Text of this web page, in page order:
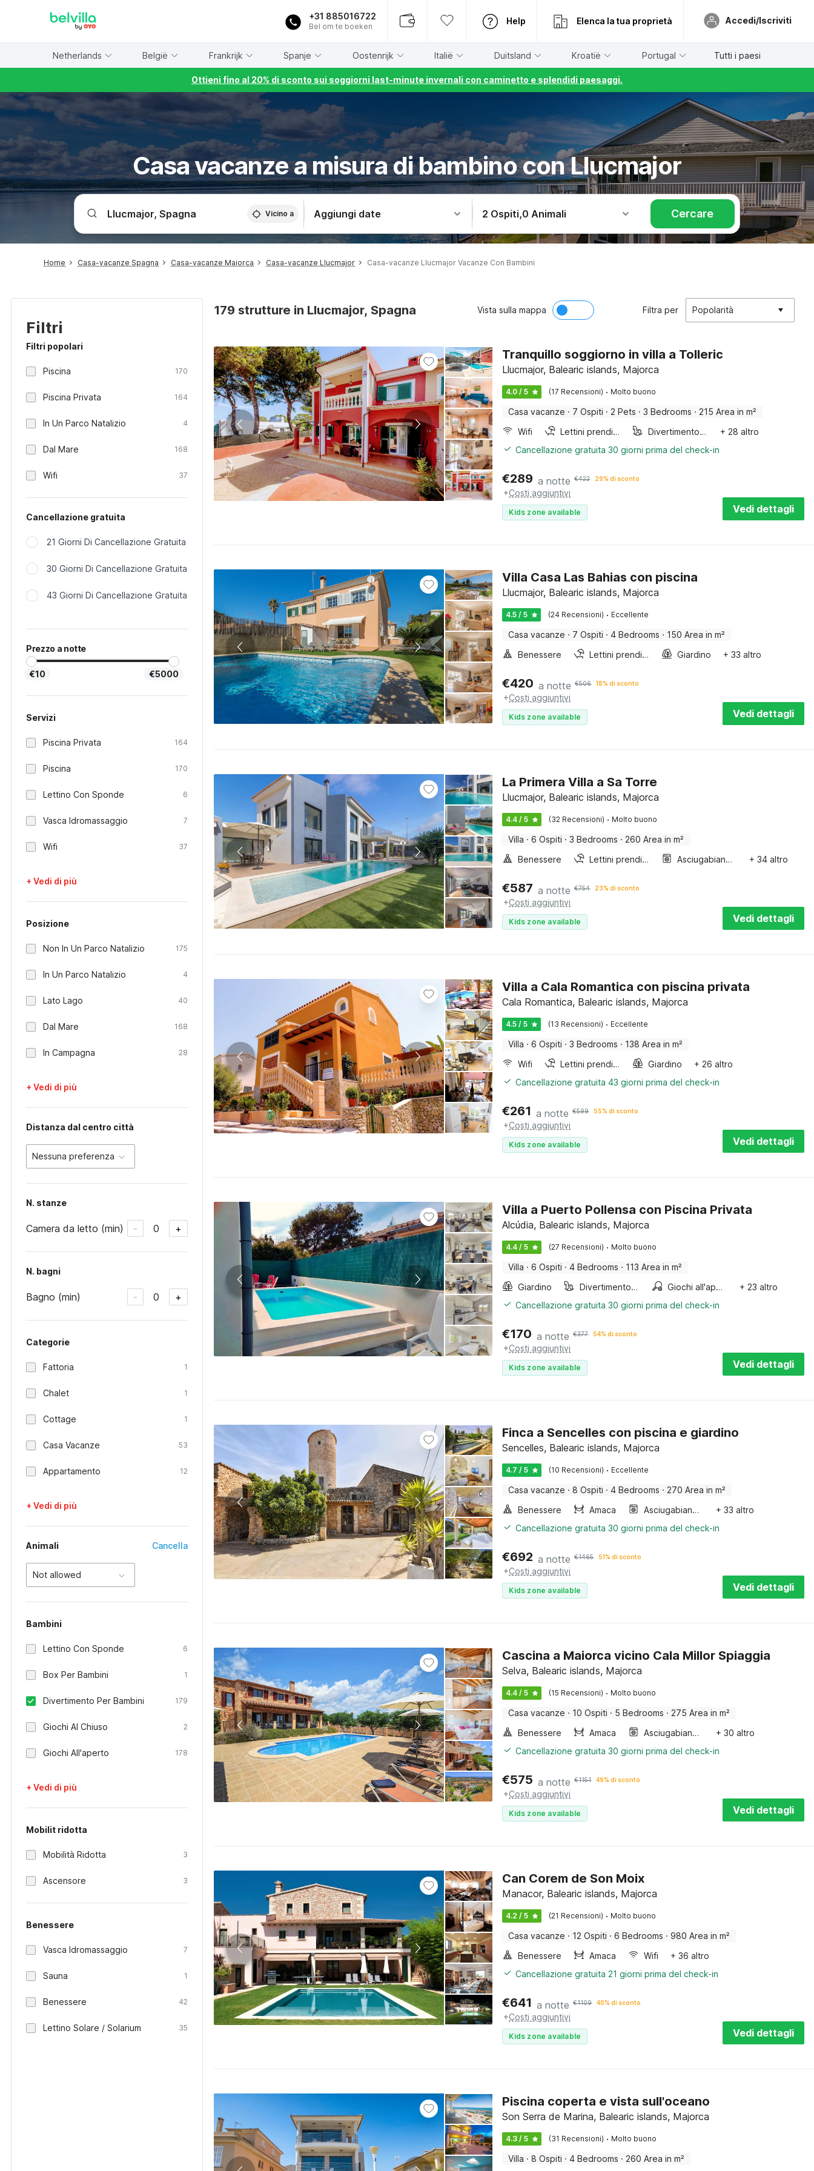
+31 885016722
Bel om te boeken
Help Elenca la tua proprietà Accedi/Iscriviti
Netherlands België Frankrijk Spanje Oostenrijk Italië Duitsland Kroatië Portugal Tutti i paesi
Ottieni fino al 20% di sconto sui soggiorni last-minute invernali con caminetto e splendidi paesaggi.
Casa vacanze a misura di bambino con Llucmajor
Vicino a Aggiungi date 2 Ospiti,0 Animali Cercare
Home Casa-vacanze Spagna Casa-vacanze Maiorca Casa-vacanze Llucmajor Casa-vacanze Llucmajor Vacanze Con Bambini
Filtri
Filtri popolari
Piscina 170
Piscina Privata 164
In Un Parco Natalizio 4
Dal Mare 168
Wifi 37
Cancellazione gratuita
21 Giorni Di Cancellazione Gratuita
30 Giorni Di Cancellazione Gratuita
43 Giorni Di Cancellazione Gratuita
Prezzo a notte
€10 €5000
Servizi
Piscina Privata 164
Piscina 170
Lettino Con Sponde 6
Vasca Idromassaggio 7
Wifi 37
+ Vedi di più
Posizione
Non In Un Parco Natalizio 175
In Un Parco Natalizio 4
Lato Lago 40
Dal Mare 168
In Campagna 28
+ Vedi di più
Distanza dal centro città
Nessuna preferenza
N. stanze
Camera da letto (min) - 0 +
N. bagni
Bagno (min) - 0 +
Categorie
Fattoria 1
Chalet 1
Cottage 1
Casa Vacanze 53
Appartamento 12
+ Vedi di più
Animali Cancella
Not allowed
Bambini
Lettino Con Sponde 6
Box Per Bambini 1
Divertimento Per Bambini 179
Giochi Al Chiuso 2
Giochi All'aperto 178
+ Vedi di più
Mobilit ridotta
Mobilità Ridotta 3
Ascensore 3
Benessere
Vasca Idromassaggio 7
Sauna 1
Benessere 42
Lettino Solare / Solarium 35
179 strutture in Llucmajor, Spagna Vista sulla mappa Filtra per Popolarità
Tranquillo soggiorno in villa a Tolleric
Llucmajor, Balearic islands, Majorca
4.0 / 5 (17 Recensioni) · Molto buono
Casa vacanze · 7 Ospiti · 2 Pets · 3 Bedrooms · 215 Area in m²
Wifi
Lettini prendisole Divertimento per bambini
+ 28 altro
Cancellazione gratuita 30 giorni prima del check-in
€289 a notte €422 29% di sconto
+Costi aggiuntivi
Kids zone available Vedi dettagli
Villa Casa Las Bahias con piscina
Llucmajor, Balearic islands, Majorca
4.5 / 5 (24 Recensioni) · Eccellente
Casa vacanze · 7 Ospiti · 4 Bedrooms · 150 Area in m²
Benessere
Lettini prendisole Giardino + 33 altro
€420 a notte €506 18% di sconto
+Costi aggiuntivi
Kids zone available Vedi dettagli
La Primera Villa a Sa Torre
Llucmajor, Balearic islands, Majorca
4.4 / 5 (32 Recensioni) · Molto buono
Villa · 6 Ospiti · 3 Bedrooms · 260 Area in m²
Benessere
Lettini prendisole Asciugabiancheria + 34 altro
€587 a notte €754 23% di sconto
+Costi aggiuntivi
Kids zone available Vedi dettagli
Villa a Cala Romantica con piscina privata
Cala Romantica, Balearic islands, Majorca
4.5 / 5 (13 Recensioni) · Eccellente
Villa · 6 Ospiti · 3 Bedrooms · 138 Area in m²
Wifi
Lettini prendisole Giardino
+ 26 altro
Cancellazione gratuita 43 giorni prima del check-in
€261 a notte €599 55% di sconto
+Costi aggiuntivi
Kids zone available Vedi dettagli
Villa a Puerto Pollensa con Piscina Privata
Alcúdia, Balearic islands, Majorca
4.4 / 5 (27 Recensioni) · Molto buono
Villa · 6 Ospiti · 4 Bedrooms · 113 Area in m²
Giardino
Divertimento per bambini Giochi all'aperto
+ 23 altro
Cancellazione gratuita 30 giorni prima del check-in
€170 a notte €377 54% di sconto
+Costi aggiuntivi
Kids zone available Vedi dettagli
Finca a Sencelles con piscina e giardino
Sencelles, Balearic islands, Majorca
4.7 / 5 (10 Recensioni) · Eccellente
Casa vacanze · 8 Ospiti · 4 Bedrooms · 270 Area in m²
Benessere
Amaca Asciugabiancheria
+ 33 altro
Cancellazione gratuita 30 giorni prima del check-in
€692 a notte €1465 51% di sconto
+Costi aggiuntivi
Kids zone available Vedi dettagli
Cascina a Maiorca vicino Cala Millor Spiaggia
Selva, Balearic islands, Majorca
4.4 / 5 (15 Recensioni) · Molto buono
Casa vacanze · 10 Ospiti · 5 Bedrooms · 275 Area in m²
Benessere
Amaca Asciugabiancheria
+ 30 altro
Cancellazione gratuita 30 giorni prima del check-in
€575 a notte €1151 49% di sconto
+Costi aggiuntivi
Kids zone available Vedi dettagli
Can Corem de Son Moix
Manacor, Balearic islands, Majorca
4.2 / 5 (21 Recensioni) · Molto buono
Casa vacanze · 12 Ospiti · 6 Bedrooms · 980 Area in m²
Benessere
Amaca Wifi
+ 36 altro
Cancellazione gratuita 21 giorni prima del check-in
€641 a notte €1109 40% di sconto
+Costi aggiuntivi
Kids zone available Vedi dettagli
Piscina coperta e vista sull'oceano
Son Serra de Marina, Balearic islands, Majorca
4.3 / 5 (31 Recensioni) · Molto buono
Villa · 8 Ospiti · 4 Bedrooms · 260 Area in m²